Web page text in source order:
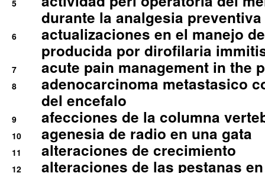
5
durante la analgesia
6
actualizaciones en el manejo
producida por dirofilaria
7 acute pain management in the
8
adenocarcinoma metastasico
del encefalo
9 afecciones de la columna
10 agenesia de radio en una gata
11 alteraciones de crecimiento
12 alteraciones de las pestanas